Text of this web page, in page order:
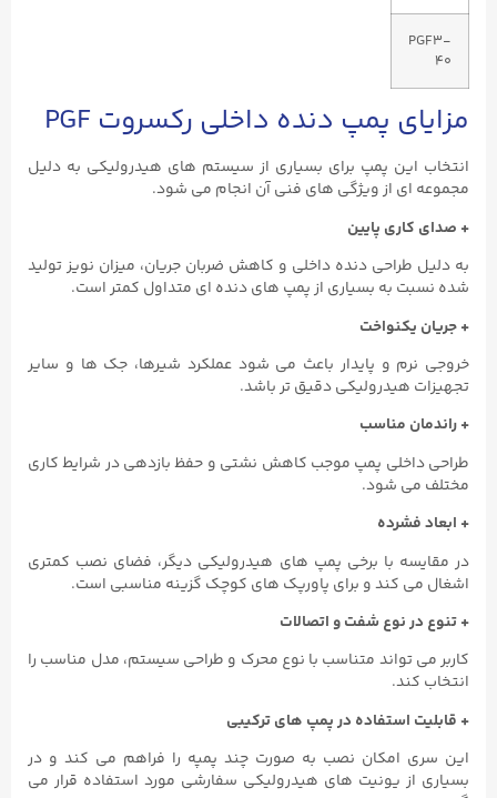
PGF3-
40
مزایای پمپ دنده داخلی رکسروت PGF
انتخاب این پمپ برای بسیاری از سیستم‌ های هیدرولیکی به دلیل
مجموعه ‌ای از ویژگی‌ های فنی آن انجام می ‌شود.
+ صدای کاری پایین
به دلیل طراحی دنده داخلی و کاهش ضربان جریان، میزان نویز تولید
شده نسبت به بسیاری از پمپ ‌های دنده ‌ای متداول کمتر است.
+ جریان یکنواخت
خروجی نرم و پایدار باعث می ‌شود عملکرد شیرها، جک ‌ها و سایر
تجهیزات هیدرولیکی دقیق ‌تر باشد.
+ راندمان مناسب
طراحی داخلی پمپ موجب کاهش نشتی و حفظ بازدهی در شرایط کاری
مختلف می‌ شود.
+ ابعاد فشرده
در مقایسه با برخی پمپ ‌های هیدرولیکی دیگر، فضای نصب کمتری
اشغال می ‌کند و برای پاورپک ‌های کوچک گزینه مناسبی است.
+ تنوع در نوع شفت و اتصالات
کاربر می ‌تواند متناسب با نوع محرک و طراحی سیستم، مدل مناسب را
انتخاب کند.
+ قابلیت استفاده در پمپ ‌های ترکیبی
این سری امکان نصب به ‌صورت چند پمپه را فراهم می ‌کند و در
بسیاری از یونیت‌ های هیدرولیکی سفارشی مورد استفاده قرار می‌